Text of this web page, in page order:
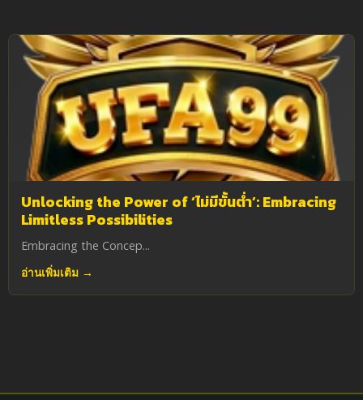
Unlocking the Power of ‘ไม่มีขั้นต่ำ’: Embracing
Limitless Possibilities
Embracing the Concep...
อ่านเพิ่มเติม →